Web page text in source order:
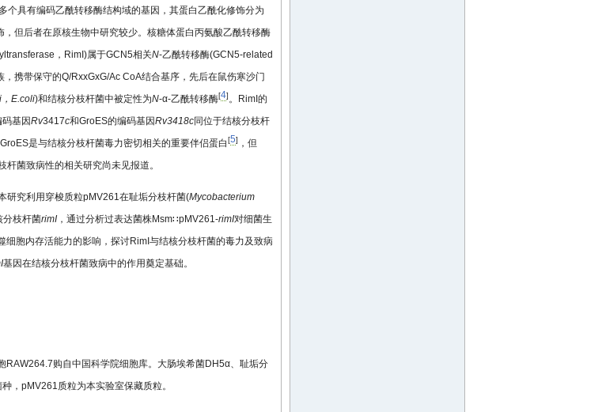
个具有编码乙酰转移酶结构域的基因，其蛋白乙酰化修饰分为
，但后者在原核生物中研究较少。核糖体蛋白丙氨酸乙酰转移酶
，RimI)属于GCN5相关N-乙酰转移酶(GCN5-related
携带保守的Q/RxxGxG/Ac CoA结合基序，先后在鼠伤寒沙门
E.coli)和结核分枝杆菌中被定性为N-α-乙酰转移酶[4]。RimI的
基因Rv3417c和GroES的编码基因Rv3418c同位于结核分枝杆
是与结核分枝杆菌毒力密切相关的重要伴侣蛋白[5] ，但
杆菌致病性的相关研究尚未见报道。
研究利用穿梭质粒pMV261在耻垢分枝杆菌(Mycobacterium
分枝杆菌rimI，通过分析过表达菌株Msm∷pMV261-rimI对细菌生
细胞内存活能力的影响，探讨RimI与结核分枝杆菌的毒力及致病
基因在结核分枝杆菌致病中的作用奠定基础。
RAW264.7购自中国科学院细胞库。大肠埃希菌DH5α、耻垢分
，pMV261质粒为本实验室保藏质粒。